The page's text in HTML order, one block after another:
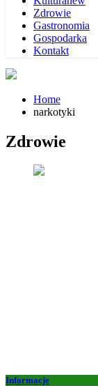
Zdrowie
Gastronomia
Gospodarka
Kontakt
Home
narkotyki
Zdrowie
Informacje